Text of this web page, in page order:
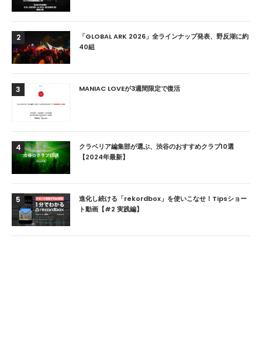
2
「GLOBAL ARK 2026」全ラインナップ発表、野反湖に約
40組
3 MANIAC LOVEが3週間限定で復活
4
クラベリア編集部が選ぶ、渋谷のおすすめクラブ10選
【2024年最新】
5
進化し続ける「rekordbox」を使いこなせ！Tipsショー
ト動画【#2 実践編】